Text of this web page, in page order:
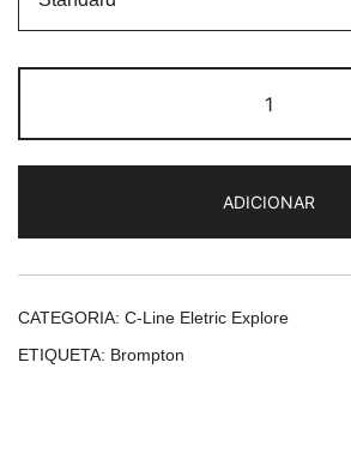
de
Brompton
C-
Line
Explore
ADICIONAR
CATEGORIA: C-Line Eletric Explore
ETIQUETA: Brompton